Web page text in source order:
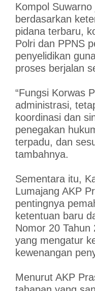
Kompol
berdasarkan
pidana terbaru,
Polri dan PPNS
penyelidikan
proses berjalan
“Fungsi Korwas
administrasi,
koordinasi dan
penegakan
terpadu, dan
tambahnya.
Sementara itu,
Lumajang AKP
pentingnya
ketentuan baru
Nomor 20 Tahun
yang mengatur
kewenangan
Menurut AKP